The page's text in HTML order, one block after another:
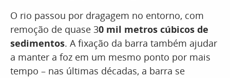
O rio passou por dragagem no entorno, com
remoção de quase 30 mil metros cúbicos de
sedimentos. A fixação da barra também ajudar
a manter a foz em um mesmo ponto por mais
tempo – nas últimas décadas, a barra se